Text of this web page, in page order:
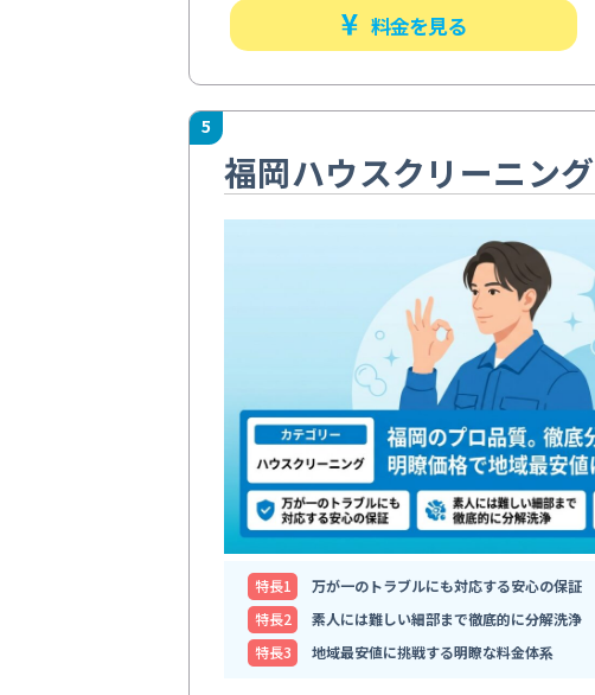
料金を見る
5
福岡ハウスクリーニング
特⻑1
万が一のトラブルにも対応する安心の保証
特⻑2
素人には難しい細部まで徹底的に分解洗浄
特⻑3
地域最安値に挑戦する明瞭な料金体系